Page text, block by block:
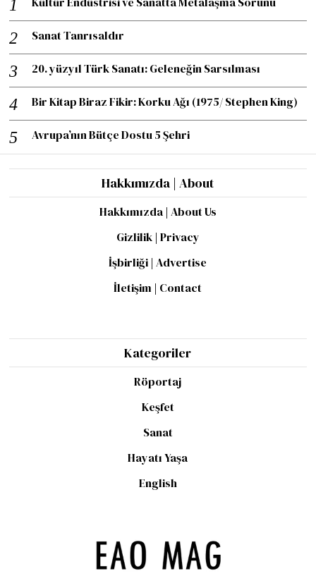
Sanat Tanrısaldır
20. yüzyıl Türk Sanatı: Geleneğin Sarsılması
Bir Kitap Biraz Fikir: Korku Ağı (1975/ Stephen King)
Avrupa’nın Bütçe Dostu 5 Şehri
Hakkımızda | About
Hakkımızda | About Us
Gizlilik | Privacy
İşbirliği | Advertise
İletişim | Contact
Kategoriler
Röportaj
Keşfet
Sanat
Hayatı Yaşa
English